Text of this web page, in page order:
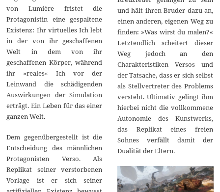
von Lumière fristet die
Protagonistin eine gespaltene
Existenz: Ihr virtuelles Ich lebt
in der von ihr geschaffenen
Welt in dem von ihr
geschaffenen Körper, während
ihr »reales« Ich vor der
Leinwand die schädigenden
Auswirkungen der Simulation
erträgt. Ein Leben für das einer
ganzen Welt.
Dem gegenübergestellt ist die
Entscheidung des männlichen
Protagonisten Verso. Als
Replikat seiner verstorbenen
Vorlage ist er sich seiner
und hält ihren Bruder dazu an,
einen anderen, eigenen Weg zu
finden: »Was wirst du malen?«
Letztendlich scheitert dieser
Weg jedoch an den
Charakteristiken Versos und
der Tatsache, dass er sich selbst
als Stellvertreter des Problems
versteht. Ultimativ gelingt ihm
hierbei nicht die vollkommene
Autonomie des Kunstwerks,
das Replikat eines freien
Sohnes verfällt damit der
Dualität der Eltern.